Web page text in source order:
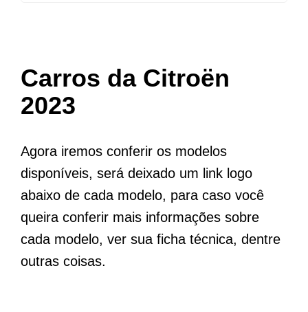
Carros da Citroën
2023
Agora iremos conferir os modelos
disponíveis, será deixado um link logo
abaixo de cada modelo, para caso você
queira conferir mais informações sobre
cada modelo, ver sua ficha técnica, dentre
outras coisas.